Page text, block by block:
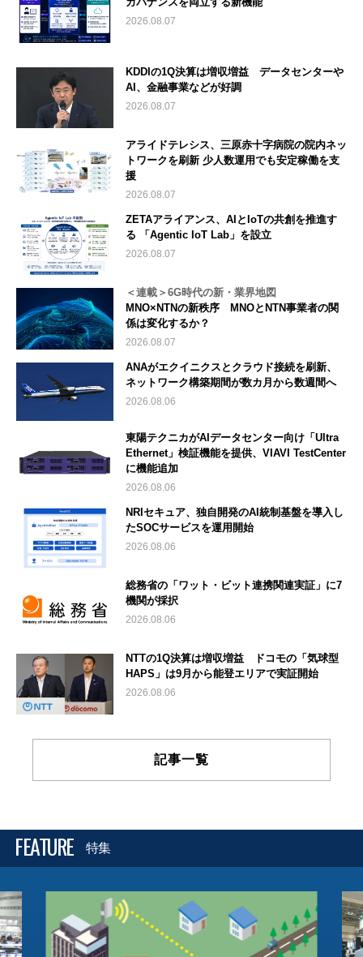
2026.08.07
KDDIの1Q決算は増収増益 データセンターや
AI、金融事業などが好調
2026.08.07
アライドテレシス、三原赤十字病院の院内ネッ
トワークを刷新 少人数運用でも安定稼働を支
援
2026.08.07
ZETAアライアンス、AIとIoTの共創を推進す
る 「Agentic IoT Lab」を設立
2026.08.07
＜連載＞6G時代の新・業界地図
MNO×NTNの新秩序 MNOとNTN事業者の関
係は変化するか？
2026.08.07
ANAがエクイニクスとクラウド接続を刷新、
ネットワーク構築期間が数カ月から数週間へ
2026.08.06
東陽テクニカがAIデータセンター向け「Ultra
Ethernet」検証機能を提供、VIAVI TestCenter
に機能追加
2026.08.06
NRIセキュア、独自開発のAI統制基盤を導入し
たSOCサービスを運用開始
2026.08.06
総務省の「ワット・ビット連携関連実証」に7
機関が採択
2026.08.06
NTTの1Q決算は増収増益 ドコモの「気球型
HAPS」は9月から能登エリアで実証開始
2026.08.06
記事一覧
FEATURE 特集